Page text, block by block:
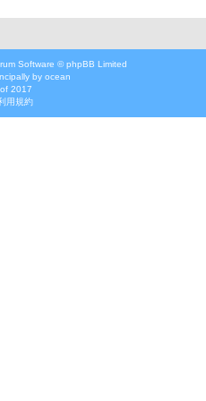
Software © phpBB Limited
by ocean
2017
用規約